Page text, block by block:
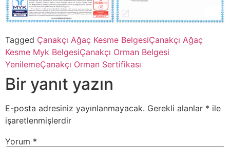
Tagged Çanakçı Ağaç Kesme BelgesiÇanakçı Ağaç
Kesme Myk BelgesiÇanakçı Orman Belgesi
YenilemeÇanakçı Orman Sertifikası
Bir yanıt yazın
E-posta adresiniz yayınlanmayacak. Gerekli alanlar * ile
işaretlenmişlerdir
Yorum *